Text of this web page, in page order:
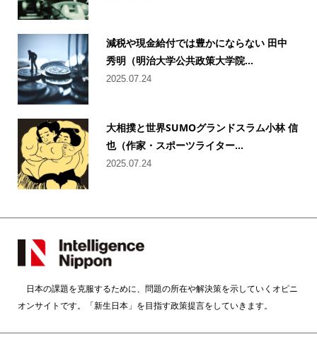
減税や現金給付では豊かにならない 田中
秀明（明治大学公共政策大学院...
2025.07.24
大相撲と世界SUMOグランドスラム小林 信
也（作家・スポーツライター...
2025.07.24
日本の課題を克服するために、問題の所在や解決策を示していくオピニ
オンサイトです。「新生日本」を目指す政策提言をしていきます。